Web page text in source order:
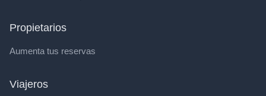
Propietarios
Aumenta tus reservas
Viajeros